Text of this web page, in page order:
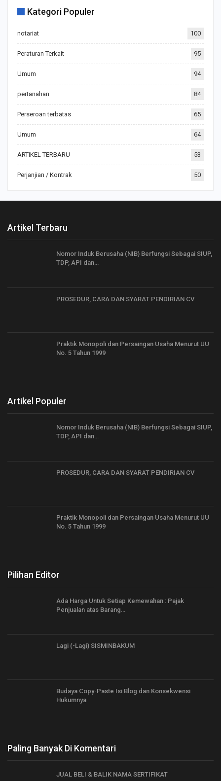
Kategori Populer
notariat 100
Peraturan Terkait 95
Umum 94
pertanahan 84
Perseroan terbatas 65
Umum 64
ARTIKEL TERBARU 53
Perjanjian / Kontrak 50
Artikel Terbaru
Nomor Induk Berusaha (NIB) Berfungsi Sebagai SIUP,
TDP, API dan…
PROSEDUR, CARA DAN SYARAT PENDIRIAN CV
Praktik Monopoli dan Persaingan Usaha Menurut UU
No. 5 Tahun 1999
Artikel Populer
Nomor Induk Berusaha (NIB) Berfungsi Sebagai SIUP,
TDP, API dan…
PROSEDUR, CARA DAN SYARAT PENDIRIAN CV
Praktik Monopoli dan Persaingan Usaha Menurut UU
No. 5 Tahun 1999
Pilihan Editor
Ada Harga Untuk Setiap Kemewahan : Pajak
Penjualan atas Barang…
Lagi (-Lagi) SISMINBAKUM
Budaya Copy-Paste Isi Blog dan Konsekwensi
Hukumnya
Paling Banyak Di Komentari
JUAL BELI & BALIK NAMA SERTIFIKAT